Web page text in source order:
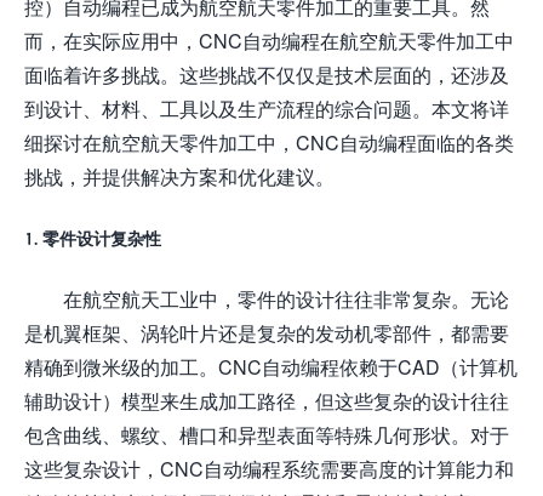
控）自动编程已成为航空航天零件加工的重要工具。然
而，在实际应用中，CNC自动编程在航空航天零件加工中
面临着许多挑战。这些挑战不仅仅是技术层面的，还涉及
到设计、材料、工具以及生产流程的综合问题。本文将详
细探讨在航空航天零件加工中，CNC自动编程面临的各类
挑战，并提供解决方案和优化建议。
1. 零件设计复杂性
在航空航天工业中，零件的设计往往非常复杂。无论
是机翼框架、涡轮叶片还是复杂的发动机零部件，都需要
精确到微米级的加工。CNC自动编程依赖于CAD（计算机
辅助设计）模型来生成加工路径，但这些复杂的设计往往
包含曲线、螺纹、槽口和异型表面等特殊几何形状。对于
这些复杂设计，CNC自动编程系统需要高度的计算能力和